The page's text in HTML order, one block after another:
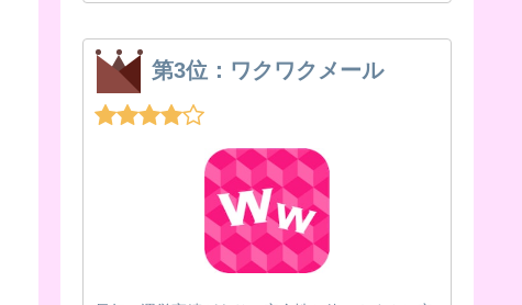
第3位：ワクワクメール